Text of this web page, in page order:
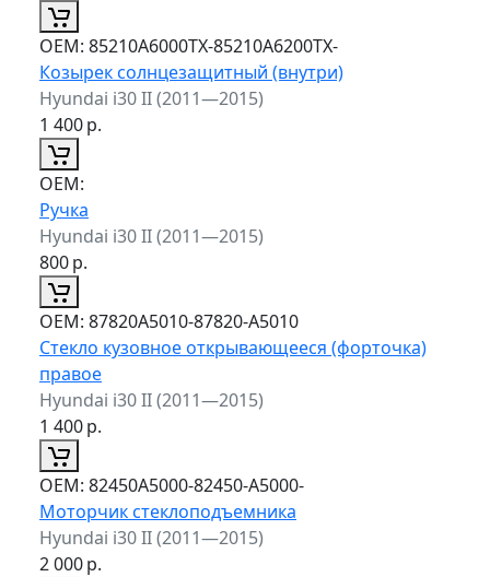
ОЕМ: 85210A6000TX-85210A6200TX-
Козырек солнцезащитный (внутри)
Hyundai i30 II (2011—2015)
1 400р.
ОЕМ:
Ручка
Hyundai i30 II (2011—2015)
800р.
ОЕМ: 87820A5010-87820-A5010
Стекло кузовное открывающееся (форточка)
правое
Hyundai i30 II (2011—2015)
1 400р.
ОЕМ: 82450A5000-82450-A5000-
Моторчик стеклоподъемника
Hyundai i30 II (2011—2015)
2 000р.